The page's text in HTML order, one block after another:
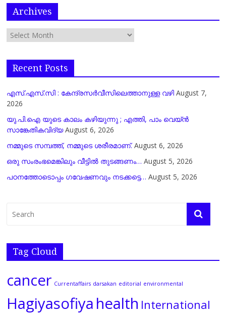
Archives
Recent Posts
എസ്.എസ്.സി : കേന്ദ്രസർവീസിലെത്താനുള്ള വഴി August 7,
2026
യു.പി.ഐ യുടെ കാലം കഴിയുന്നു ; എത്തി, പാം വെയ്ൻ
സാങ്കേതികവിദ്യ August 6, 2026
നമ്മുടെ സമ്പത്ത്, നമ്മുടെ ശരീരമാണ്. August 6, 2026
ഒരു സംരംഭമെങ്കിലും വീട്ടിൽ തുടങ്ങണം… August 5, 2026
പഠനത്തോടൊപ്പം ഗവേഷണവും നടക്കട്ടെ… August 5, 2026
Tag Cloud
cancer Currentaffairs darsakan editorial environmental
Hagiyasofiya health International